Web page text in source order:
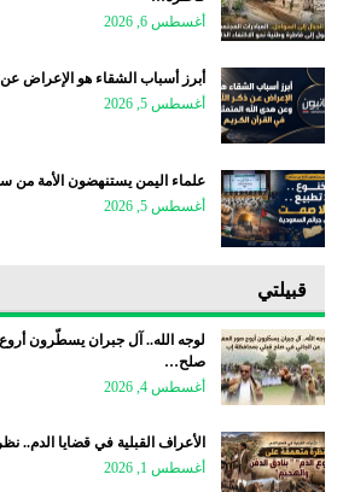
أغسطس 6, 2026
أبرز أسباب الشقاء هو الإعراض
أغسطس 5, 2026
علماء اليمن يستنهضون الأمة من
أغسطس 5, 2026
قبيلتي
لوجه الله.. آل جبران يسطّرون
صلح…
أغسطس 4, 2026
الأعراف القبلية في قضايا
أغسطس 1, 2026